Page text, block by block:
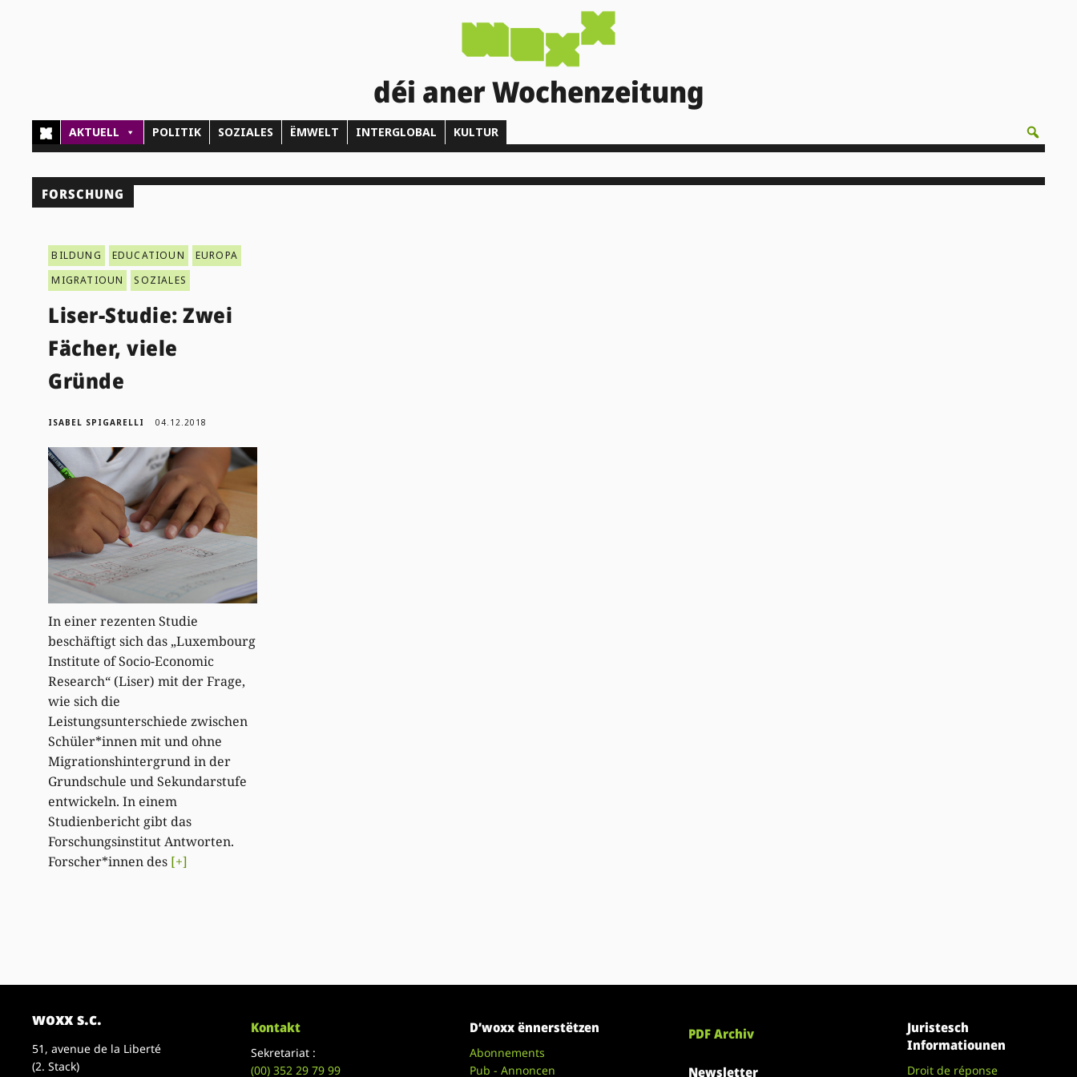
déi aner Wochenzeitung
AKTUELL POLITIK SOZIALES ËMWELT INTERGLOBAL KULTUR
FORSCHUNG
BILDUNG EDUCATIOUN
EUROPA
MIGRATIOUN
SOZIALES
Liser-Studie: Zwei
Fächer, viele
Gründe
ISABEL SPIGARELLI 04.12.2018
In einer rezenten Studie
beschäftigt sich das „Luxembourg
Institute of Socio-Economic
Research“ (Liser) mit der Frage,
wie sich die
Leistungsunterschiede zwischen
Schüler*innen mit und ohne
Migrationshintergrund in der
Grundschule und Sekundarstufe
entwickeln. In einem
Studienbericht gibt das
Forschungsinstitut Antworten.
Forscher*innen des [+]
woxx s.c.
51, avenue de la Liberté
(2. Stack)
Kontakt
Sekretariat :
(00)352 29 79 99
D’woxx ënnerstëtzen
Abonnements
Pub - Annoncen
PDF Archiv
Newsletter
Juristesch
Informatiounen
Droit de réponse